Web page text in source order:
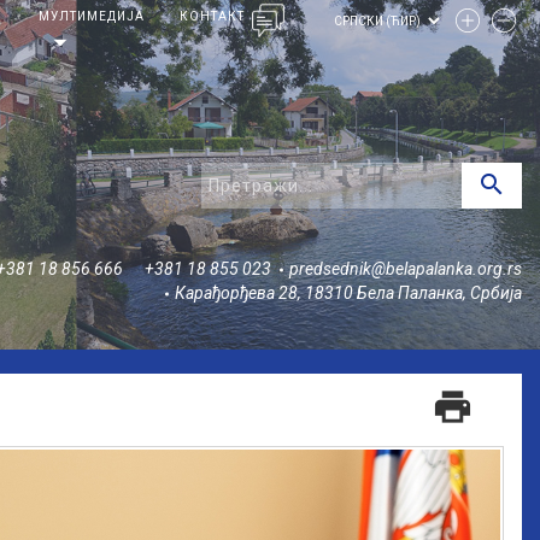
МУЛТИМЕДИЈА
arrow_drop_down
КОНТАКТ
search
18 856 666 +381 18 855 023
predsednik@belapalanka.org.rs
Карађорђева 28, 18310 Бела Паланка, Србија
print